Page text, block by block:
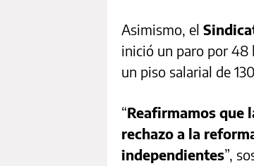
Asimismo, el
inició un paro por 48
un piso salarial de
“Reafirmamos que
rechazo a la
independientes”,